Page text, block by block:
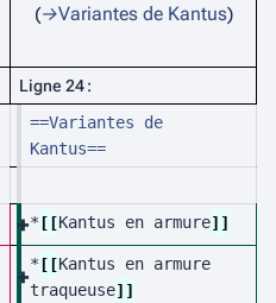
→Variantes de Kantus
Ligne 24 :
==Variantes de
Kantus==
*[[Kantus en armure]]
*[[Kantus en armure
traqueuse]]